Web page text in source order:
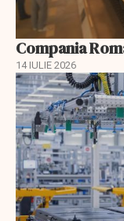
Compania
14 IULIE 2026